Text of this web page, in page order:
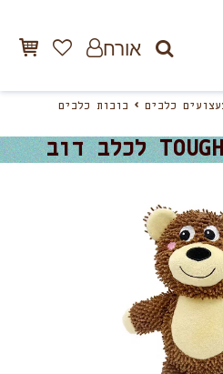
אורח
צעצועים כלבים בובות כלבים